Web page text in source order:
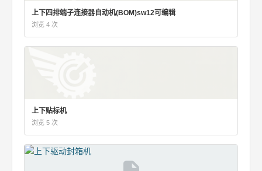
上下四排端子连接器自动机(BOM)sw12可编辑
浏览 4 次
上下贴标机
浏览 5 次